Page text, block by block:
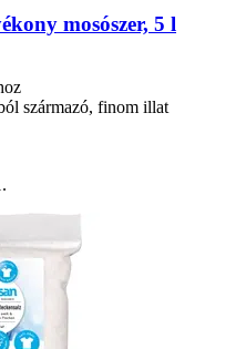
mosószer, 5 l
származó, finom illat